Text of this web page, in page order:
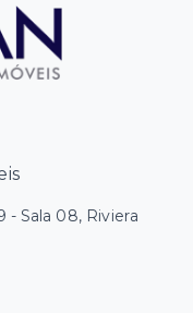
- Sala 08, Riviera